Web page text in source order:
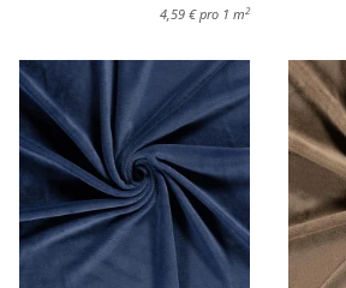
4,59 € pro 1 m 2